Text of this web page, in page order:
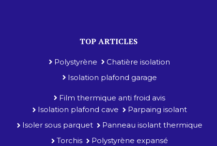
TOP ARTICLES
Polystyrène
Chatière isolation
Isolation plafond garage
Film thermique anti froid avis
Isolation plafond cave
Parpaing isolant
Isoler sous parquet
Panneau isolant thermique
Torchis
Polystyrène expansé